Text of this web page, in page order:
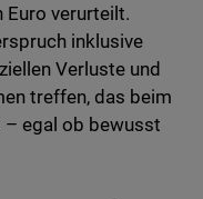
verurteilt.
inklusive
Verluste und
treffen, das beim
egal ob bewusst